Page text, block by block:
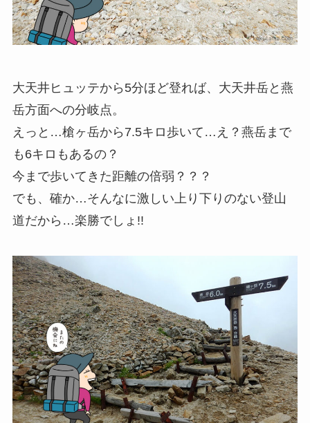
大天井ヒュッテから5分ほど登れば、大天井岳と燕
岳方面への分岐点。
えっと…槍ヶ岳から7.5キロ歩いて…え？ 燕岳まで
も6キロもあるの？
今まで歩いてきた距離の倍弱？？？
でも、確か…そんなに激しい上り下りのない登山
道だから…楽勝でしょ!!